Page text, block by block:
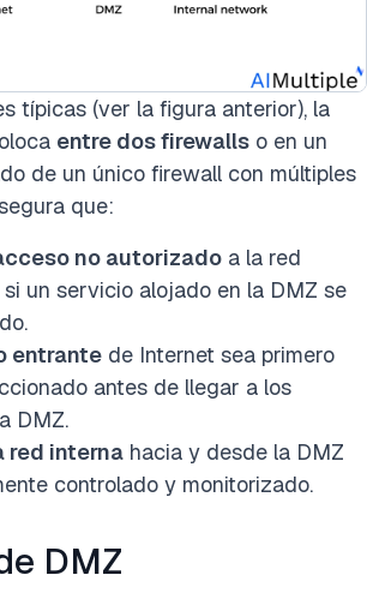
típicas (ver la figura anterior), la
entre dos firewalls o en un
de un único firewall con múltiples
que:
no autorizado a la red
un servicio alojado en la DMZ se
entrante de Internet sea primero
antes de llegar a los
DMZ.
red interna hacia y desde la DMZ
controlado y monitorizado.
DMZ